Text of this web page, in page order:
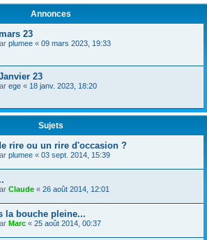
Annonces
23
plumee « 09 mars 2023, 19:33
23
ege « 18 janv. 2023, 18:20
Sujets
rire ou un rire d'occasion ?
plumee « 03 sept. 2014, 15:39
Claude « 26 août 2014, 12:01
la bouche pleine...
Marc « 25 août 2014, 00:37